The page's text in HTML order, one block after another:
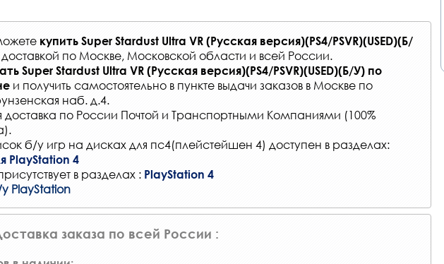
купить Super Stardust Ultra VR (Русская версия)(PS4/PSVR)(USED)(Б/
доставкой по Москве, Московской области и всей России.
Super Stardust Ultra VR (Русская версия)(PS4/PSVR)(USED)(Б/У) по
и получить самостоятельно в пункте выдачи заказов в Москве по
наб. д.4.
доставка по России Почтой и Транспортными Компаниями (100%
б/у игр на дисках для пс4(плейстейшен 4) доступен в разделах:
PlayStation 4
в разделах : PlayStation 4
PlayStation
заказа по всей России :